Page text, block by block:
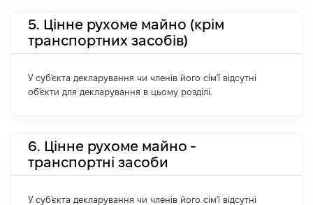
5. Цінне рухоме майно (крім
транспортних засобів)
У суб'єкта декларування чи членів його сім'ї відсутні
об'єкти для декларування в цьому розділі.
6. Цінне рухоме майно -
транспортні засоби
У суб'єкта декларування чи членів його сім'ї відсутні